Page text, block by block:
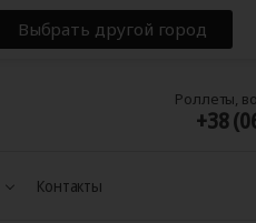
Роллеты,
+38
Контакты
Выбрать другой город